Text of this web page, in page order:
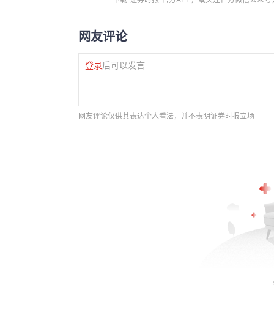
网友评论
登录后可以发言
网友评论仅供其表达个人看法，并不表明证券时报立场